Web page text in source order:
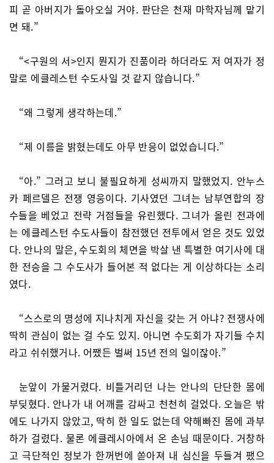
피 곧 아버지가 돌아오실 거야. 판단은 천재 마학자님께 맡기
면 돼.”
“<구원의 서>인지 뭔지가 진품이라 하더라도 저 여자가 정
말로 에클레스턴 수도사일 것 같지 않습니다.”
“왜 그렇게 생각하는데.”
“제 이름을 밝혔는데도 아무 반응이 없었습니다.”
“아.” 그러고 보니 불필요하게 성씨까지 말했었지. 안누스
카 페르델은 전쟁 영웅이다. 기사였던 그녀는 남부연합의 장
수들을 베었고 전략 거점들을 유린했다. 그녀가 올린 전과에
는 에클레스턴 수도사들이 참전했던 전투에서 얻은 것도 있었
다. 안나의 말은, 수도회의 체면을 박살 낸 특별한 여기사에 대
한 전승을 그 수도사가 들어본 적 없다는 게 이상하다는 소리
였다.
“스스로의 명성에 지나치게 자신을 갖는 거 아냐? 전쟁사에
딱히 관심이 없는 걸 수도 있지. 아니면 수도회가 자기들 수치
라고 쉬쉬했거나. 어쨌든 벌써 15년 전의 일이잖아.”
눈앞이 가물거렸다. 비틀거리던 나는 안나의 단단한 몸에
부딪혔다. 안나가 내 어깨를 감싸고 천천히 걸었다. 오늘은 밖
에도 나가지 않았고, 딱히 한 일도 없는데 약해빠진 몸에 과부
하가 걸렸다. 물론 에클레시아에서 온 손님 때문이다. 거창하
고 극단적인 정보가 한꺼번에 쏟아져 내 심신을 두들겨 팼으